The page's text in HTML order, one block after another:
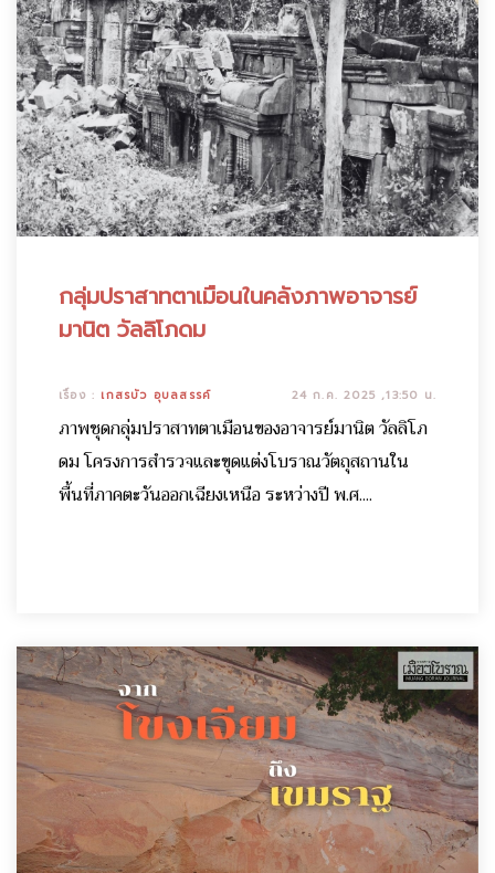
กลุ่มปราสาทตาเมือนในคลังภาพอาจารย์
มานิต วัลลิโภดม
เรื่อง : เกสรบัว อุบลสรรค์ 24 ก.ค. 2025 ,13:50 น.
ภาพชุดกลุ่มปราสาทตาเมือนของอาจารย์มานิต วัลลิโภ
ดม โครงการสำรวจและขุดแต่งโบราณวัตถุสถานใน
พื้นที่ภาคตะวันออกเฉียงเหนือ ระหว่างปี พ.ศ....